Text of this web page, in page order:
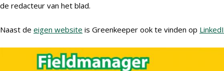
de redacteur van het blad.
Naast de eigen website is Greenkeeper ook te vinden op